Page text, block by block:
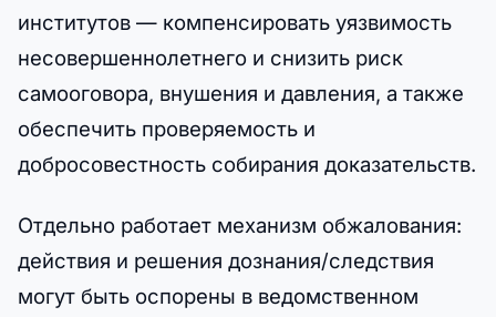
институтов — компенсировать уязвимость
несовершеннолетнего и снизить риск
самооговора, внушения и давления, а также
обеспечить проверяемость и
добросовестность собирания доказательств.
Отдельно работает механизм обжалования:
действия и решения дознания/следствия
могут быть оспорены в ведомственном